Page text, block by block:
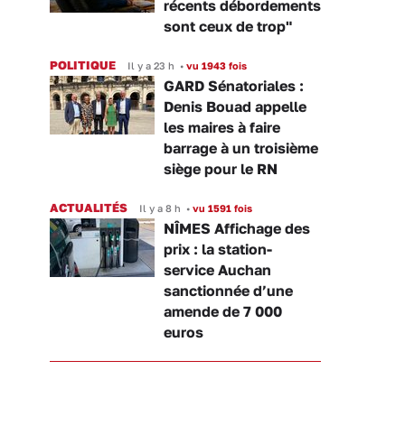
récents débordements
sont ceux de trop"
POLITIQUE Il y a 23 h • vu 1943 fois
GARD Sénatoriales :
Denis Bouad appelle
les maires à faire
barrage à un troisième
siège pour le RN
ACTUALITÉS Il y a 8 h • vu 1591 fois
NÎMES Affichage des
prix : la station-
service Auchan
sanctionnée d’une
amende de 7 000
euros